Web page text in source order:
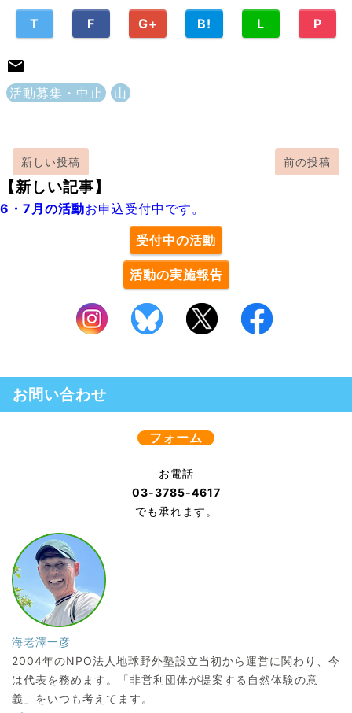
T F G+ B! L P
活動募集・中止 山
新しい投稿 前の投稿
【新しい記事】
6・7月の活動お申込受付中です。
受付中の活動
活動の実施報告
お問い合わせ
フォーム
お電話
03-3785-4617
でも承れます。
海老澤一彦
2004年のNPO法人地球野外塾設立当初から運営に関わり、今
は代表を務めます。「非営利団体が提案する自然体験の意
義」をいつも考えてます。